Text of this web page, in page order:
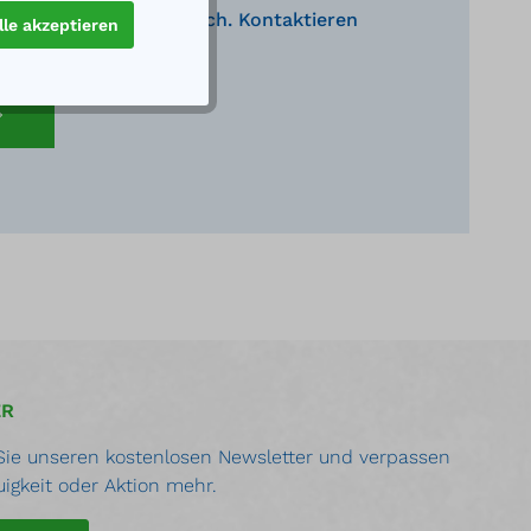
Produkte behilflich. Kontaktieren
unseren kostenlosen Newsletter und verpassen
oder Aktion mehr.
akzeptieren